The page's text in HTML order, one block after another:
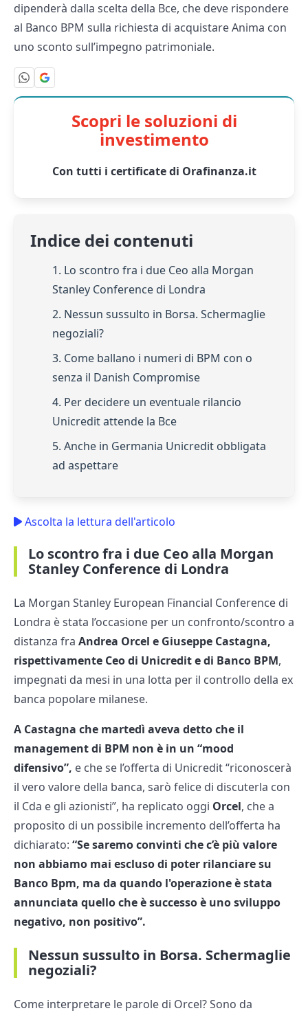
dipenderà dalla scelta della Bce, che deve rispondere
al Banco BPM sulla richiesta di acquistare Anima con
uno sconto sull’impegno patrimoniale.
Scopri le soluzioni di
investimento
Con tutti i certificate di Orafinanza.it
Indice dei contenuti
1. Lo scontro fra i due Ceo alla Morgan
Stanley Conference di Londra
2. Nessun sussulto in Borsa. Schermaglie
negoziali?
3. Come ballano i numeri di BPM con o
senza il Danish Compromise
4. Per decidere un eventuale rilancio
Unicredit attende la Bce
5. Anche in Germania Unicredit obbligata
ad aspettare
Ascolta la lettura dell'articolo
Lo scontro fra i due Ceo alla Morgan
Stanley Conference di Londra
La Morgan Stanley European Financial Conference di
Londra è stata l’occasione per un confronto/scontro a
distanza fra Andrea Orcel e Giuseppe Castagna,
rispettivamente Ceo di Unicredit e di Banco BPM,
impegnati da mesi in una lotta per il controllo della ex
banca popolare milanese.
A Castagna che martedì aveva detto che il
management di BPM non è in un “mood
difensivo”, e che se l’offerta di Unicredit “riconoscerà
il vero valore della banca, sarò felice di discuterla con
il Cda e gli azionisti”, ha replicato oggi Orcel, che a
proposito di un possibile incremento dell’offerta ha
dichiarato: “Se saremo convinti che c’è più valore
non abbiamo mai escluso di poter rilanciare su
Banco Bpm, ma da quando l'operazione è stata
annunciata quello che è successo è uno sviluppo
negativo, non positivo”.
Nessun sussulto in Borsa. Schermaglie
negoziali?
Come interpretare le parole di Orcel? Sono da